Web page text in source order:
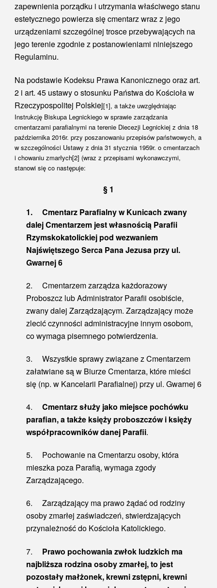
zapewnienia porządku i utrzymania właściwego stanu
estetycznego powierza się cmentarz wraz z jego
urządzeniami szczególnej trosce przebywających na
jego terenie zgodnie z postanowieniami niniejszego
Regulaminu.
Na podstawie Kodeksu Prawa Kanonicznego oraz art.
2 i art. 45 ustawy o stosunku Państwa do Kościoła w
Rzeczypospolitej Polskiej[1], a także uwzględniając
Instrukcję Biskupa Legnickiego w sprawie zarządzania
cmentarzami parafialnymi na terenie Diecezji Legnickiej z dnia 18
października 2016r. przy poszanowaniu przepisów państwowych, a
w szczególności Ustawy z dnia 31 stycznia 1959r. o cmentarzach
i chowaniu zmarłych[2] (wraz z przepisami wykonawczymi,
stanowi się co następuje:
§ 1
1. Cmentarz Parafialny w Kunicach zwany
dalej Cmentarzem jest własnością Parafii
Rzymskokatolickiej pod wezwaniem
Najświętszego Serca Pana Jezusa przy ul.
Gwarnej 6
2. Cmentarzem zarządza każdorazowy
Proboszcz lub Administrator Parafii osobiście,
zwany dalej Zarządzającym. Zarządzający może
zlecić czynności administracyjne innym osobom,
co wymaga pisemnego potwierdzenia.
3. Wszystkie sprawy związane z Cmentarzem
załatwiane są w Biurze Cmentarza, które mieści
się (np. w Kancelarii Parafialnej) przy ul. Gwarnej 6
4. Cmentarz służy jako miejsce pochówku
parafian, a także księży proboszczów i księży
współpracowników danej Parafii.
5. Pochowanie na Cmentarzu osoby, która
mieszka poza Parafią, wymaga zgody
Zarządzającego.
6. Zarządzający ma prawo żądać od rodziny
osoby zmarłej zaświadczeń, stwierdzających
przynależność do Kościoła Katolickiego.
7. Prawo pochowania zwłok ludzkich ma
najbliższa rodzina osoby zmarłej, to jest
pozostały małżonek, krewni zstępni, krewni